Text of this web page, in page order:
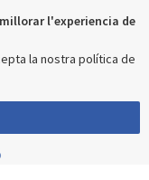
l'experiencia de
la nostra política de